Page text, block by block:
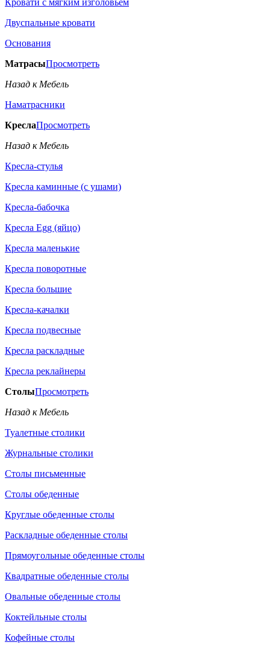
Кровати с мягким изголовьем
Двуспальные кровати
Основания
МатрасыПросмотреть
Назад к Мебель
Наматрасники
КреслаПросмотреть
Назад к Мебель
Кресла-стулья
Кресла каминные (с ушами)
Кресла-бабочка
Кресла Egg (яйцо)
Кресла маленькие
Кресла поворотные
Кресла большие
Кресла-качалки
Кресла подвесные
Кресла раскладные
Кресла реклайнеры
СтолыПросмотреть
Назад к Мебель
Туалетные столики
Журнальные столики
Столы письменные
Столы обеденные
Круглые обеденные столы
Раскладные обеденные столы
Прямоугольные обеденные столы
Квадратные обеденные столы
Овальные обеденные столы
Коктейльные столы
Кофейные столы